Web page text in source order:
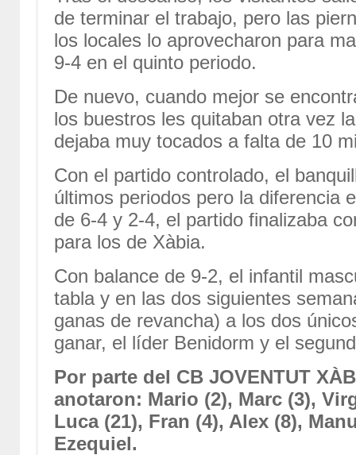
de terminar el trabajo, pero las
los locales lo aprovecharon para
9-4 en el quinto periodo.
De nuevo, cuando mejor se
los buestros les quitaban otra vez
dejaba muy tocados a falta de 10
Con el partido controlado, el
últimos periodos pero la diferencia
de 6-4 y 2-4, el partido finalizaba
para los de Xàbia.
Con balance de 9-2, el infantil
tabla y en las dos siguientes
ganas de revancha) a los dos
ganar, el líder Benidorm y el
Por parte del CB JOVENTUT
anotaron: Mario (2), Marc (3),
Luca (21), Fran (4), Alex (8),
Ezequiel.